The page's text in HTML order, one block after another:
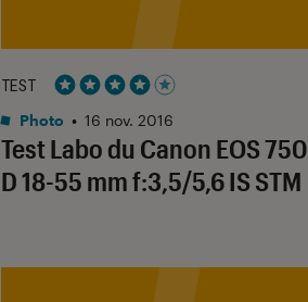
Test Labo du Canon EOS 750
D 18-55 mm f:3,5/5,6 IS STM
TEST
Noté 4 étoiles sur 5
Photo • 16 nov. 2016